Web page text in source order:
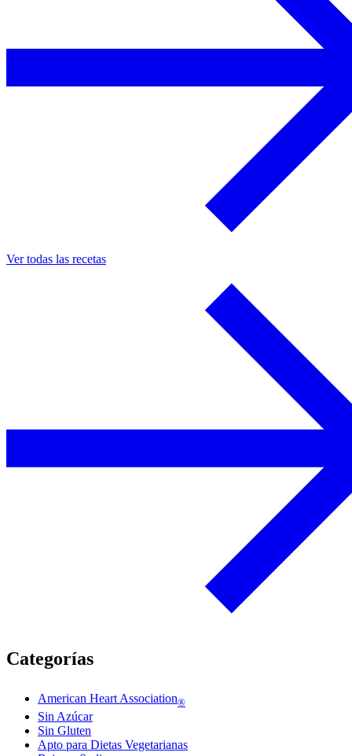
Ver todas las recetas
Categorías
American Heart Association®
Sin Azúcar
Sin Gluten
Apto para Dietas Vegetarianas